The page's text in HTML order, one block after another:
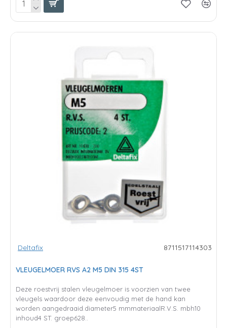
Deltafix 8711517114303
VLEUGELMOER RVS A2 M5 DIN 315 4ST
Deze roestvrij stalen vleugelmoer is voorzien van twee
vleugels waardoor deze eenvoudig met de hand kan
worden aangedraaid.diameter5 mmmateriaalR.V.S. mbh10
inhoud4 ST. groep628..